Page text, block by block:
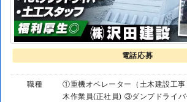
電話応募
職種
①重機オペレーター（土木建設工
木作業員(正社員) ③ダンプドライ